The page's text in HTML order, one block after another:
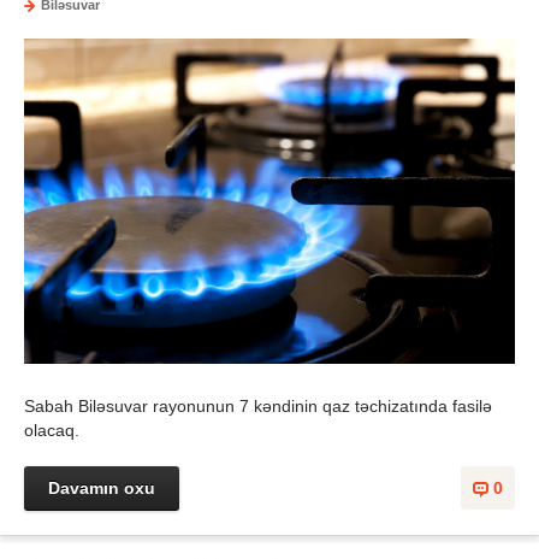
Biləsuvar
Sabah Biləsuvar rayonunun 7 kəndinin qaz təchizatında fasilə
olacaq.
0
Davamın oxu